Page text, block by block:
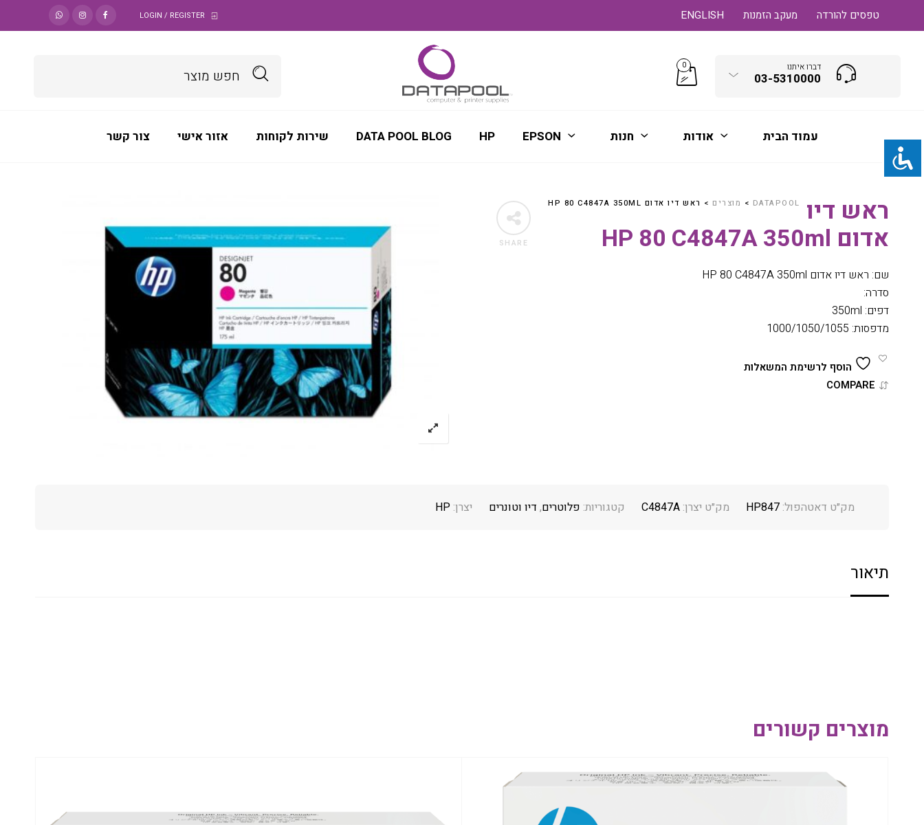
ENGLISH מעקב הזמנות טפסים להורדה LOGIN / REGISTER
דברו איתנו
03-5310000
0
עמוד הבית אודות חנות EPSON
HP
DATA POOL BLOG שירות לקוחות אזור אישי צור קשר
SHARE
DATAPOOL
> מוצרים > ראש דיו אדום HP 80 C4847A 350ML
ראש דיו
אדום HP 80 C4847A 350ml
שם: ראש דיו אדום HP 80 C4847A 350ml
סדרה:
דפים: 350ml
מדפסות: 1000/1050/1055
הוסף לרשימת המשאלות
COMPARE
מק״ט דאטהפול: HP847 מק״ט יצרן: C4847A קטגוריות: פלוטרים, דיו וטונרים יצרן: HP
תיאור
מוצרים קשורים